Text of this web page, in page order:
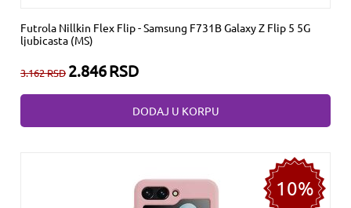
Futrola Nillkin Flex Flip - Samsung F731B Galaxy Z Flip 5 5G
ljubicasta (MS)
3.162RSD 2.846RSD
DODAJ U KORPU
10%